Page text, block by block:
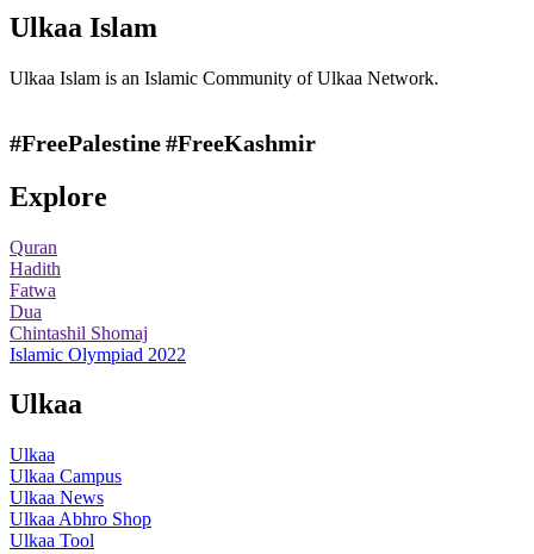
Ulkaa Islam
Ulkaa Islam is an Islamic Community of Ulkaa Network.
#FreePalestine#FreeKashmir
Explore
Quran
Hadith
Fatwa
Dua
Chintashil Shomaj
Islamic Olympiad 2022
Ulkaa
Ulkaa
Ulkaa Campus
Ulkaa News
Ulkaa Abhro Shop
Ulkaa Tool